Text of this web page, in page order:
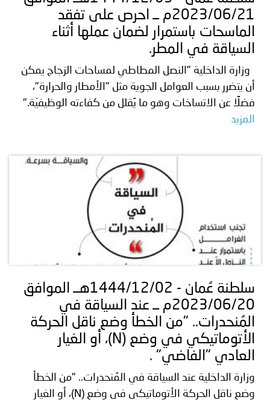
2023/06/21م ــ احرص على تفقد
الماسحات باستمرار لضمان عملها أثناء
السياقة في المطر.
وزارة الداخلية "النصل المطاطي لمساحات الزجاج يمكن
أن يتضرر بسبب العوامل الجوية مثل "الأمطار والحرارة"،
فضلًا عن الاتساخات وهو ما يُقلل من كفاءته الوظيفيّة."
المزيد
سلطنة عُمان - 1444/12/02هــ الموافق
2023/06/20م ــ عند السياقة في
المُنحدرات.. "من الخطأ وضع ناقل الحركة
الأتوماتيكي في وضع (N)، أو الغيار
العادي "الفاضي" .
وزارة الداخلية عند السياقة في المُنحدرات.. "من الخطأ
وضع ناقل الحركة الأتوماتيكي في وضع (N)، أو الغيار